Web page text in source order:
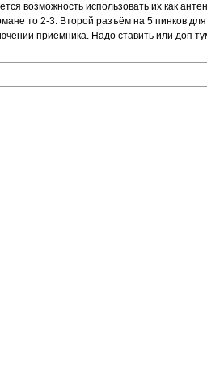
возможность использовать их как
то 2-3. Второй разъём на 5 пинков
приёмника. Надо ставить или доп